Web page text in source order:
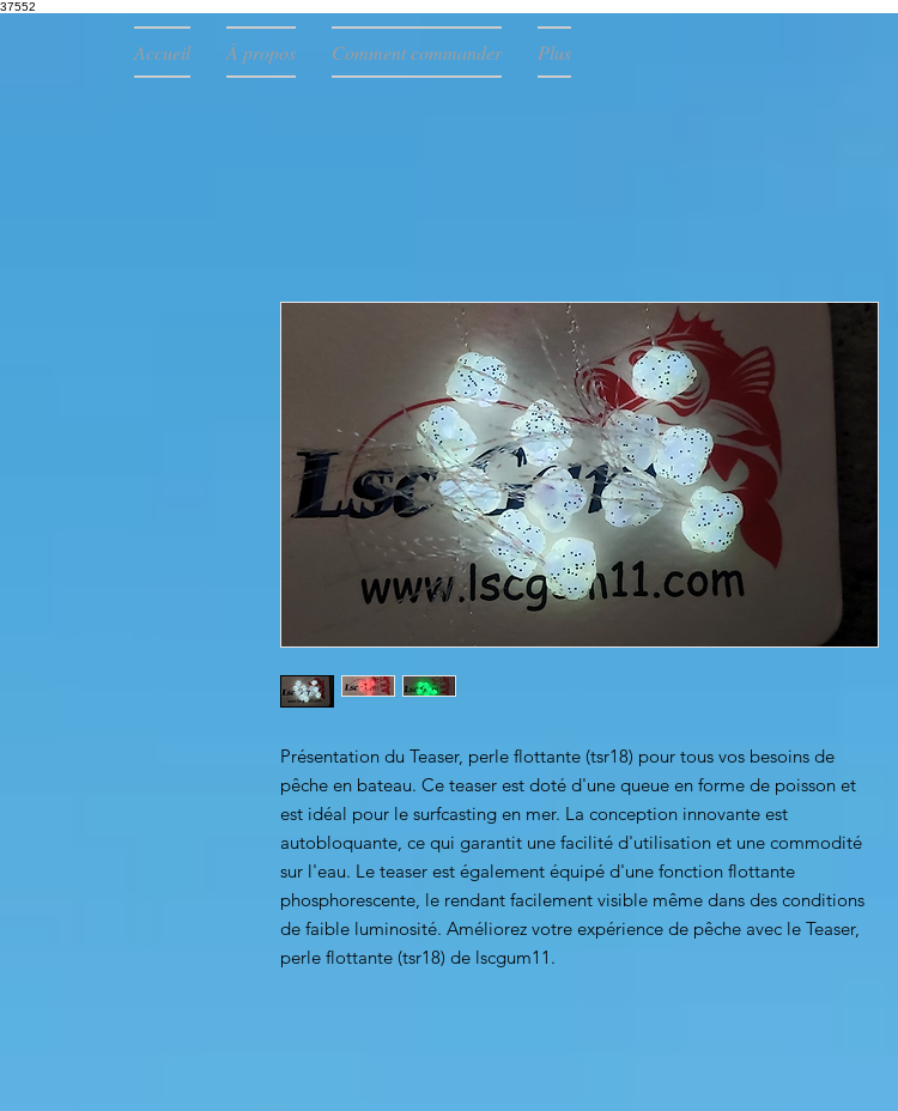
37552
Accueil À propos Comment commander Plus
Présentation du Teaser, perle flottante (tsr18) pour tous vos besoins de
pêche en bateau. Ce teaser est doté d'une queue en forme de poisson et
est idéal pour le surfcasting en mer. La conception innovante est
autobloquante, ce qui garantit une facilité d'utilisation et une commodité
sur l'eau. Le teaser est également équipé d'une fonction flottante
phosphorescente, le rendant facilement visible même dans des conditions
de faible luminosité. Améliorez votre expérience de pêche avec le Teaser,
perle flottante (tsr18) de lscgum11.